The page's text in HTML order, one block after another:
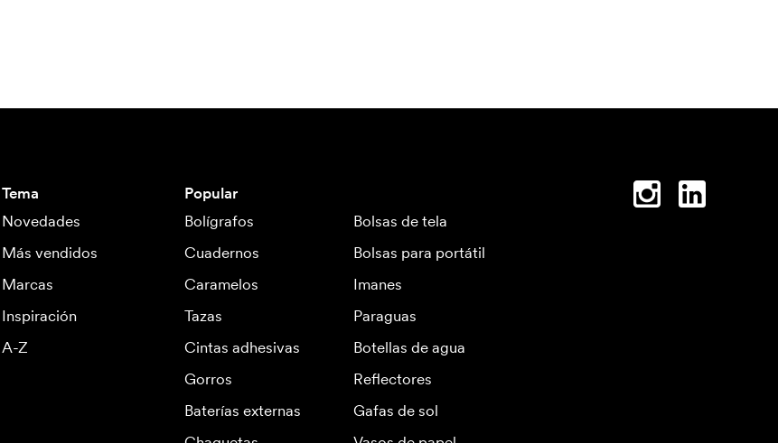
Tema
Novedades
Más vendidos
Marcas
Inspiración
A-Z
Popular
Bolígrafos
Bolsas de tela
Cuadernos
Bolsas para portátil
Caramelos
Imanes
Tazas
Paraguas
Cintas adhesivas
Botellas de agua
Gorros
Reflectores
Baterías externas
Gafas de sol